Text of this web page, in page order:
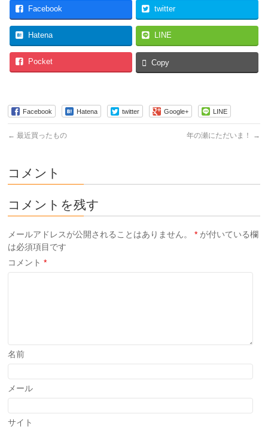
Facebook twitter
Hatena LINE
Pocket Copy
Facebook Hatena twitter Google+ LINE
← 最近買ったもの 年の瀬にただいま！ →
コメント
コメントを残す
メールアドレスが公開されることはありません。 * が付いている欄
は必須項目です
コメント*
名前
メール
サイト